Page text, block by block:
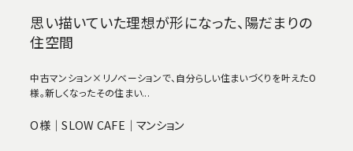
思い描いていた理想が形になった、陽だまりの
住空間
中古マンション×リノベーションで、自分らしい住まいづくりを叶えたО
様。新しくなったその住まい...
О様｜SLOW CAFE｜マンション